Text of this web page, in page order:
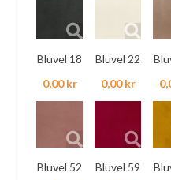
Bluvel 18
0,00 kr
Bluvel 22
0,00 kr
Bluvel 52
Bluvel 59